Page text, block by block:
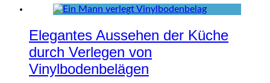
Elegantes Aussehen der Küche
durch Verlegen von
Vinylbodenbelägen